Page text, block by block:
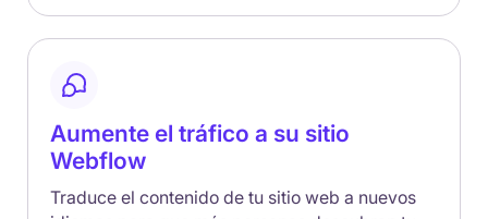
Aumente el tráfico a su sitio
Webflow
Traduce el contenido de tu sitio web a nuevos